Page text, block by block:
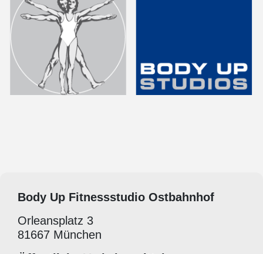
Body Up Fitnessstudio Ostbahnhof
Orleansplatz 3
81667 München